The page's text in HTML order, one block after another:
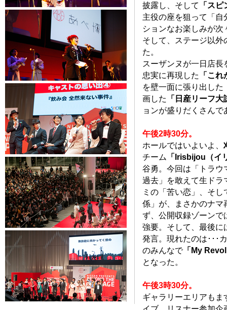
披露し、そして
「ス
主役の座を狙って「
ションなお楽しみが次
そして、ステージ以
た。
スーザンヌが一日店長
忠実に再現した
「こ
を壁一面に張り出した
画した
「日産リーフ
ョンが盛りだくさんで
午後2時30分。
ホールではいよいよ、
チーム
「Irisbijou（イ
谷勇。今回は「トラウ
過去」を敢えて生ドラ
ミの「苦い恋」、そ
係」が、まさかのナマ
ず、公開収録ゾーンで
強要。そして、最後に
発言。現れたのは･･･
のみんなで「My
となった。
午後3時30分。
ギャラリーエリアも